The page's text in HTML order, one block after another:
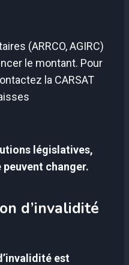
(ARRCO, AGIRC)
le montant. Pour
la CARSAT
législatives,
changer.
d’invalidité
est